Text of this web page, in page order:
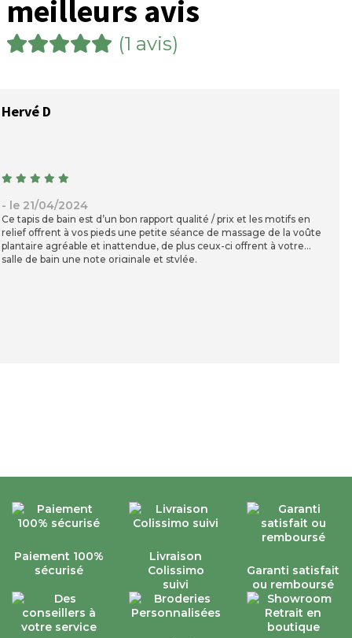
meilleurs avis
(1 avis)
Hervé D
- le 21/04/2024
Ce tapis de bain est d’un bon rapport qualité / prix et les motifs en
relief offrent à vos pieds une petite séance de massage de la voûte
plantaire agréable et inattendue, de plus ceux-ci offrent à votre
salle de bain une note originale et stylée.
Paiement 100%
sécurisé
Livraison
Colissimo
suivi
Garanti satisfait
ou remboursé